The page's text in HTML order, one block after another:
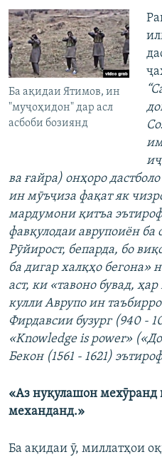
Ба ақидаи Ятимов, ин
"муҷоҳидон" дар асл
асбоби бозиянд
“
ва ғайра) онҳоро
ин мӯъҷиза фақат як
мардумони қитъа
фавқулодаи аврупоиён
Рӯйирост, бепарда, бо
ба дигар халқҳо бегона»
аст, ки «тавоно бувад,
кулли Аврупо ин
Фирдавсии бузург (940 -
«Knowledge is power»
Бекон (1561 - 1621)
«Аз нуқулашон мехӯранд
механданд.»
Ба ақидаи ӯ, миллатҳои